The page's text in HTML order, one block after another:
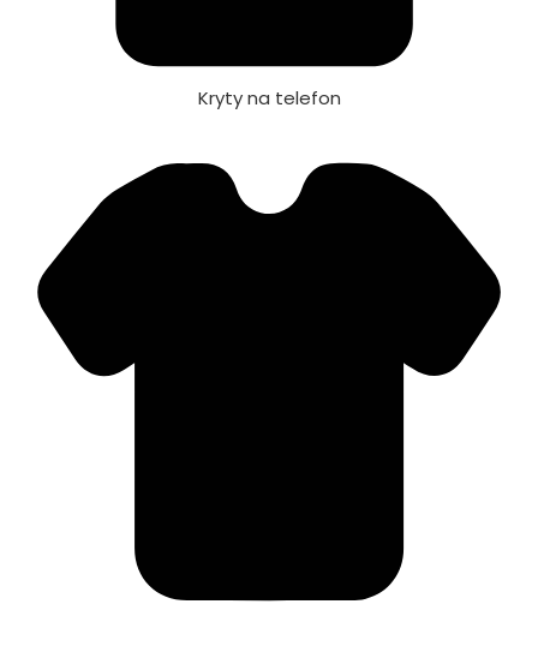
Kryty na telefon